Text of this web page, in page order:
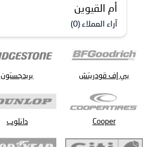
أم القيوين
آراء العملاء (0)
بي إف قودريتش بريدجستون
Cooper دانلوب